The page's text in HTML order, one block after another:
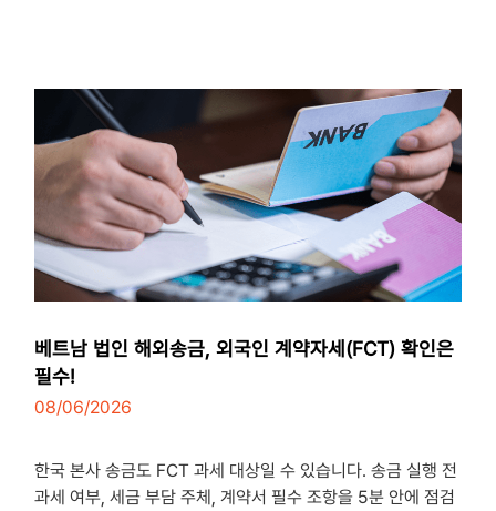
베트남 법인 해외송금, 외국인 계약자세(FCT) 확인은
필수!
08/06/2026
한국 본사 송금도 FCT 과세 대상일 수 있습니다. 송금 실행 전
과세 여부, 세금 부담 주체, 계약서 필수 조항을 5분 안에 점검